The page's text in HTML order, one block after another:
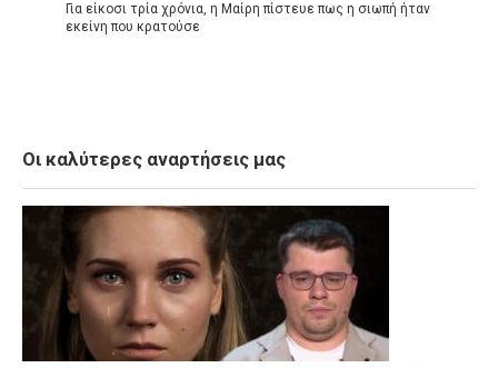
Για είκοσι τρία χρόνια, η Μαίρη πίστευε πως η σιωπή ήταν
εκείνη που κρατούσε
Οι καλύτερες αναρτήσεις μας